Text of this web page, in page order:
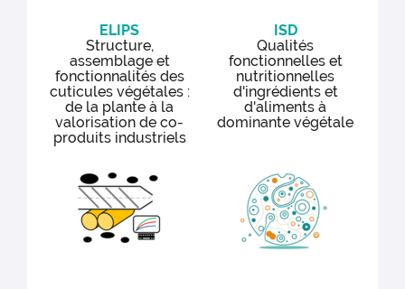
ELIPS
Structure,
assemblage et
fonctionnalités des
cuticules végétales :
de la plante à la
valorisation de co-
produits industriels
ISD
Qualités
fonctionnelles et
nutritionnelles
d'ingrédients et
d'aliments à
dominante végétale